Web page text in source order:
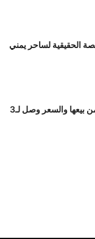
الحقيقية لساحر يمني
عظمة اللوح «تحذيرات من بيعها والسعر وصل لـ3